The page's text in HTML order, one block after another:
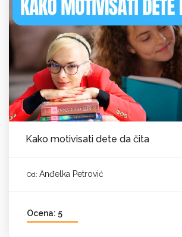
Kako motivisati dete da čita
Od: Anđelka Petrović
Ocena: 5